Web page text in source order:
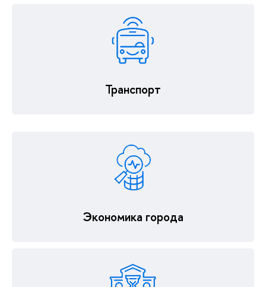
Транспорт
Экономика города